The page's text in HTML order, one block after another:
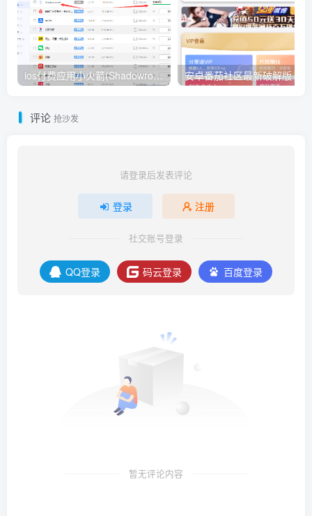
ios付费应用小火箭(Shadowrocket)无需美区苹果ID下载安装教程 安卓番茄社区最新破解版
评论 抢沙发
请登录后发表评论
登录 注册
社交账号登录
QQ登录 码云登录 百度登录
暂无评论内容